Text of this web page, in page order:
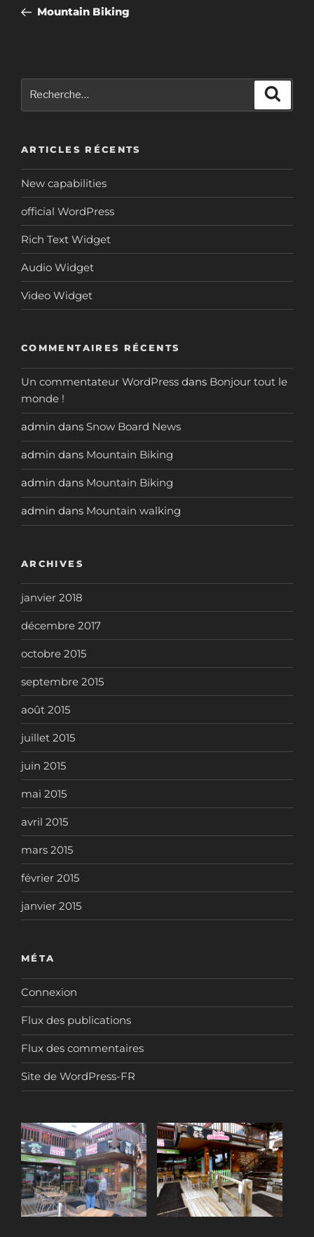
l’article
précédent
Mountain Biking
pour
ARTICLES RÉCENTS
New capabilities
official WordPress
Rich Text Widget
Audio Widget
Video Widget
COMMENTAIRES RÉCENTS
Un commentateur WordPress dans Bonjour tout le
monde !
admin dans Snow Board News
admin dans Mountain Biking
admin dans Mountain Biking
admin dans Mountain walking
ARCHIVES
janvier 2018
décembre 2017
octobre 2015
septembre 2015
août 2015
juillet 2015
juin 2015
mai 2015
avril 2015
mars 2015
février 2015
janvier 2015
MÉTA
Connexion
Flux des publications
Flux des commentaires
Site de WordPress-FR